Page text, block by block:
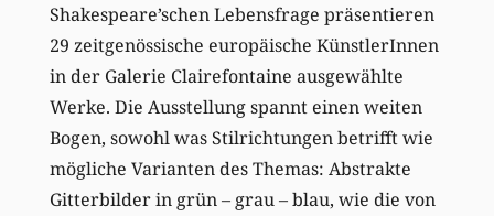
Shakespeare’schen Lebensfrage präsentieren
29 zeitgenössische europäische KünstlerInnen
in der Galerie Clairefontaine ausgewählte
Werke. Die Ausstellung spannt einen weiten
Bogen, sowohl was Stilrichtungen betrifft wie
mögliche Varianten des Themas: Abstrakte
Gitterbilder in grün – grau – blau, wie die von